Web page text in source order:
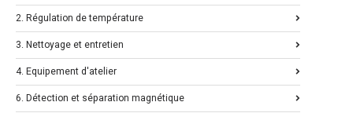
2. Régulation de température
3. Nettoyage et entretien
4. Equipement d'atelier
6. Détection et séparation magnétique